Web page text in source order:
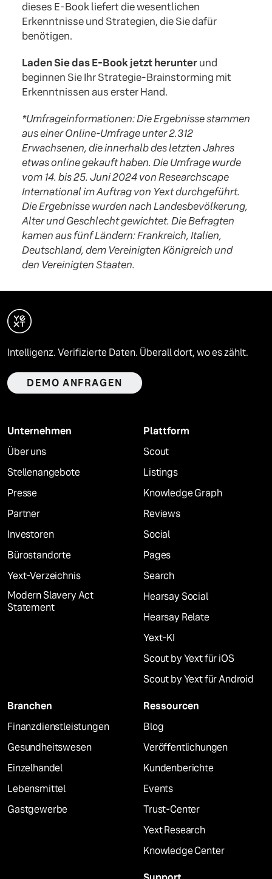
dieses E-Book liefert die wesentlichen
Erkenntnisse und Strategien, die Sie dafür
benötigen.
Laden Sie das E-Book jetzt herunterund
beginnen Sie Ihr Strategie-Brainstorming mit
Erkenntnissen aus erster Hand.
*Umfrageinformationen: Die Ergebnisse stammen
aus einer Online-Umfrage unter 2.312
Erwachsenen, die innerhalb des letzten Jahres
etwas online gekauft haben. Die Umfrage wurde
vom 14. bis 25. Juni 2024 von Researchscape
International im Auftrag von Yext durchgeführt.
Die Ergebnisse wurden nach Landesbevölkerung,
Alter und Geschlecht gewichtet. Die Befragten
kamen aus fünf Ländern: Frankreich, Italien,
Deutschland, dem Vereinigten Königreich und
den Vereinigten Staaten.
Intelligenz. Verifizierte Daten. Überall dort, wo es zählt.
DEMO ANFRAGEN
Unternehmen
Über uns
Stellenangebote
Presse
Partner
Investoren
Bürostandorte
Yext-Verzeichnis
Modern Slavery Act
Statement
Plattform
Scout
Listings
Knowledge Graph
Reviews
Social
Pages
Search
Hearsay Social
Hearsay Relate
Yext-KI
Scout by Yext für iOS
Scout by Yext für Android
Branchen
Finanzdienstleistungen
Gesundheitswesen
Einzelhandel
Lebensmittel
Gastgewerbe
Ressourcen
Blog
Veröffentlichungen
Kundenberichte
Events
Trust-Center
Yext Research
Knowledge Center